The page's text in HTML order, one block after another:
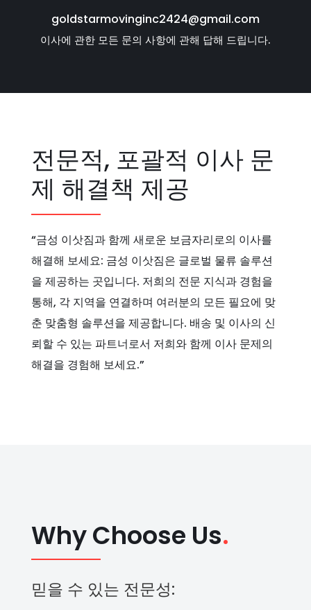
goldstarmovinginc2424@gmail.com
이사에 관한 모든 문의 사항에 관해 답해 드립니다.
전문적, 포괄적 이사 문
제 해결책 제공
“금성 이삿짐과 함께 새로운 보금자리로의 이사를
해결해 보세요: 금성 이삿짐은 글로벌 물류 솔루션
을 제공하는 곳입니다. 저희의 전문 지식과 경험을
통해, 각 지역을 연결하며 여러분의 모든 필요에 맞
춘 맞춤형 솔루션을 제공합니다. 배송 및 이사의 신
뢰할 수 있는 파트너로서 저희와 함께 이사 문제의
해결을 경험해 보세요.”
Why Choose Us.
믿을 수 있는 전문성: